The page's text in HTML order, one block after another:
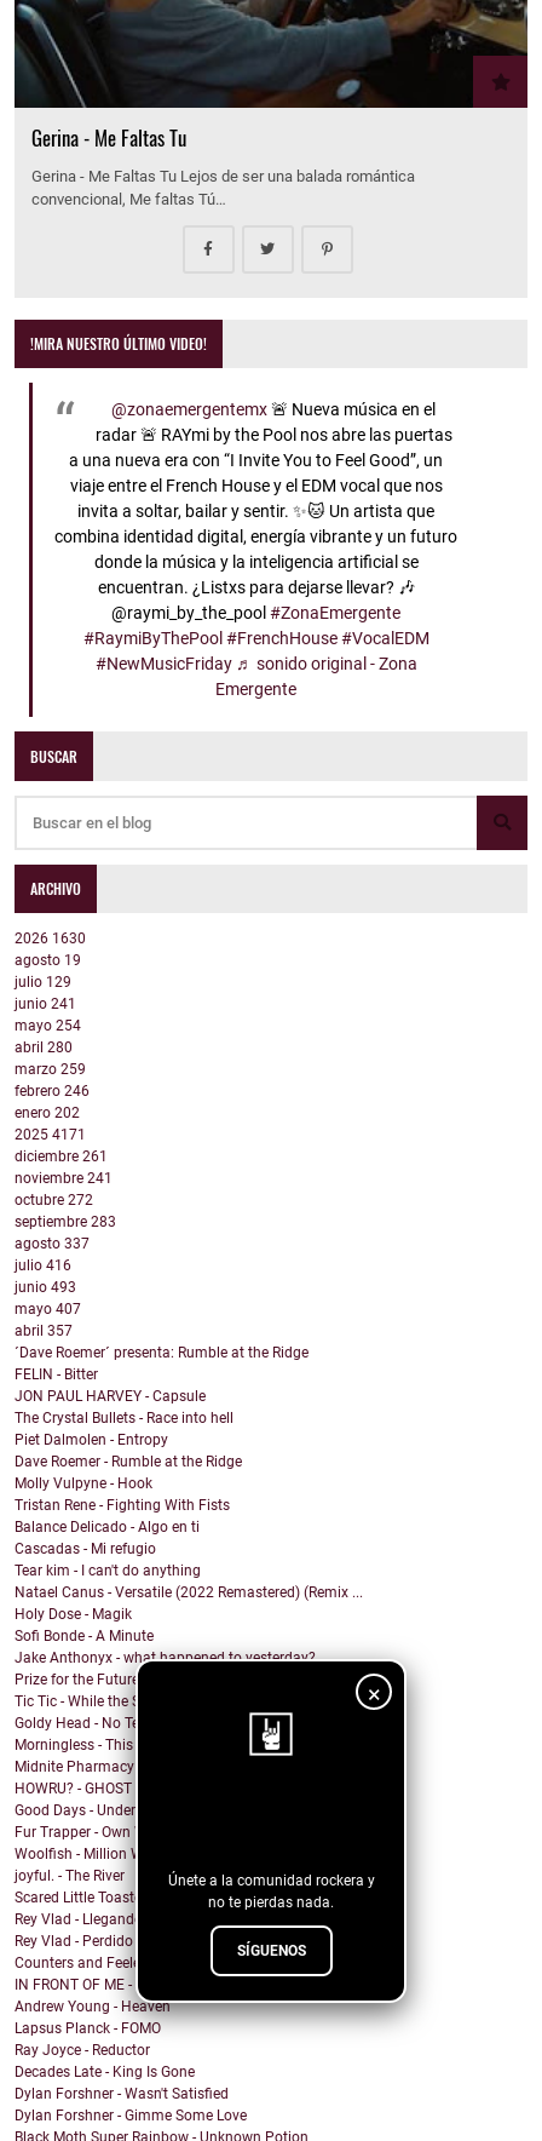
×
Únete a la comunidad rockera y
no te pierdas nada.
SÍGUENOS
Gerina - Me Faltas Tu
Gerina - Me Faltas Tu Lejos de ser una balada romántica
convencional, Me faltas Tú…
!MIRA NUESTRO ÚLTIMO VIDEO!
@zonaemergentemx🚨 Nueva música en el
radar 🚨 RAYmi by the Pool nos abre las puertas
a una nueva era con “I Invite You to Feel Good”, un
viaje entre el French House y el EDM vocal que nos
invita a soltar, bailar y sentir. ✨🐱 Un artista que
combina identidad digital, energía vibrante y un futuro
donde la música y la inteligencia artificial se
encuentran. ¿Listxs para dejarse llevar? 🎶
@raymi_by_the_pool#ZonaEmergente
#RaymiByThePool #FrenchHouse #VocalEDM
#NewMusicFriday ♬ sonido original - Zona
Emergente
BUSCAR
ARCHIVO
2026 1630
agosto 19
julio 129
junio 241
mayo 254
abril 280
marzo 259
febrero 246
enero 202
2025 4171
diciembre 261
noviembre 241
octubre 272
septiembre 283
agosto 337
julio 416
junio 493
mayo 407
abril 357
´Dave Roemer´ presenta: Rumble at the Ridge
FELIN - Bitter
JON PAUL HARVEY - Capsule
The Crystal Bullets - Race into hell
Piet Dalmolen - Entropy
Dave Roemer - Rumble at the Ridge
Molly Vulpyne - Hook
Tristan Rene - Fighting With Fists
Balance Delicado - Algo en ti
Cascadas - Mi refugio
Tear kim - I can't do anything
Natael Canus - Versatile (2022 Remastered) (Remix ...
Holy Dose - Magik
Sofi Bonde - A Minute
Jake Anthonyx - what happened to yesterday?
Prize for the Future - Farewell
Tic Tic - While the Shadows Grow
Goldy Head - No Tengo Problema (Contigo)
Morningless - This Party
Midnite Pharmacy - Becoming
HOWRU? - GHOST
Good Days - Undertow
Fur Trapper - Own Worst Enemy
Woolfish - Million Ways
joyful. - The River
Scared Little Toaster - NO DECAF
Rey Vlad - Llegando al puerto
Rey Vlad - Perdido en altamar
Counters and Feelers - Golden Rule
IN FRONT OF ME - Screen Maniac
Andrew Young - Heaven
Lapsus Planck - FOMO
Ray Joyce - Reductor
Decades Late - King Is Gone
Dylan Forshner - Wasn't Satisfied
Dylan Forshner - Gimme Some Love
Black Moth Super Rainbow - Unknown Potion